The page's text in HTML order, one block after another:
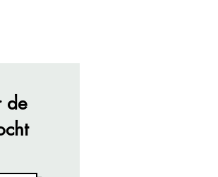
de